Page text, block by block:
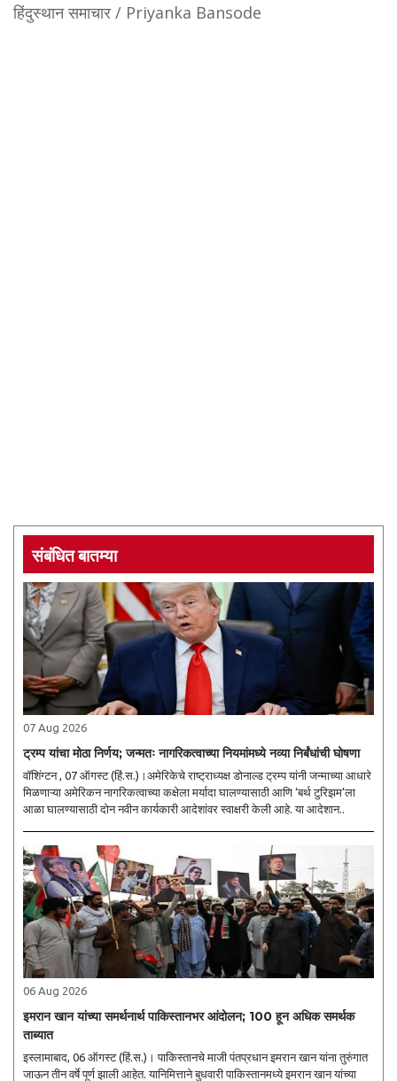
हिंदुस्थान समाचार / Priyanka Bansode
संबंधित बातम्या
07 Aug 2026
ट्रम्प यांचा मोठा निर्णय; जन्मतः नागरिकत्वाच्या नियमांमध्ये नव्या निर्बंधांची घोषणा
वॉशिंग्टन , 07 ऑगस्ट (हिं.स.)।अमेरिकेचे राष्ट्राध्यक्ष डोनाल्ड ट्रम्प यांनी जन्माच्या आधारे
मिळणाऱ्या अमेरिकन नागरिकत्वाच्या कक्षेला मर्यादा घालण्यासाठी आणि ‘बर्थ टुरिझम’ला
आळा घालण्यासाठी दोन नवीन कार्यकारी आदेशांवर स्वाक्षरी केली आहे. या आदेशान..
06 Aug 2026
इमरान खान यांच्या समर्थनार्थ पाकिस्तानभर आंदोलन; 100 हून अधिक समर्थक
ताब्यात
इस्लामाबाद, 06 ऑगस्ट (हिं.स.)। पाकिस्तानचे माजी पंतप्रधान इमरान खान यांना तुरुंगात
जाऊन तीन वर्षे पूर्ण झाली आहेत. यानिमित्ताने बुधवारी पाकिस्तानमध्ये इमरान खान यांच्या